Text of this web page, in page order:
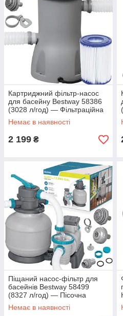
Картриджний фільтр-насос
для басейну Bestway 58386
(3028 л/год) — Фільтраційна
помпа для очищення води,
тип II, 32 Вт
Немає в наявності
2 199 ₴
Піщаний насос-фільтр для
басейнів Bestway 58499
(8327 л/год) — Пісочна
фільтраційна станція з
таймером, ChemConnect,
Немає в наявності